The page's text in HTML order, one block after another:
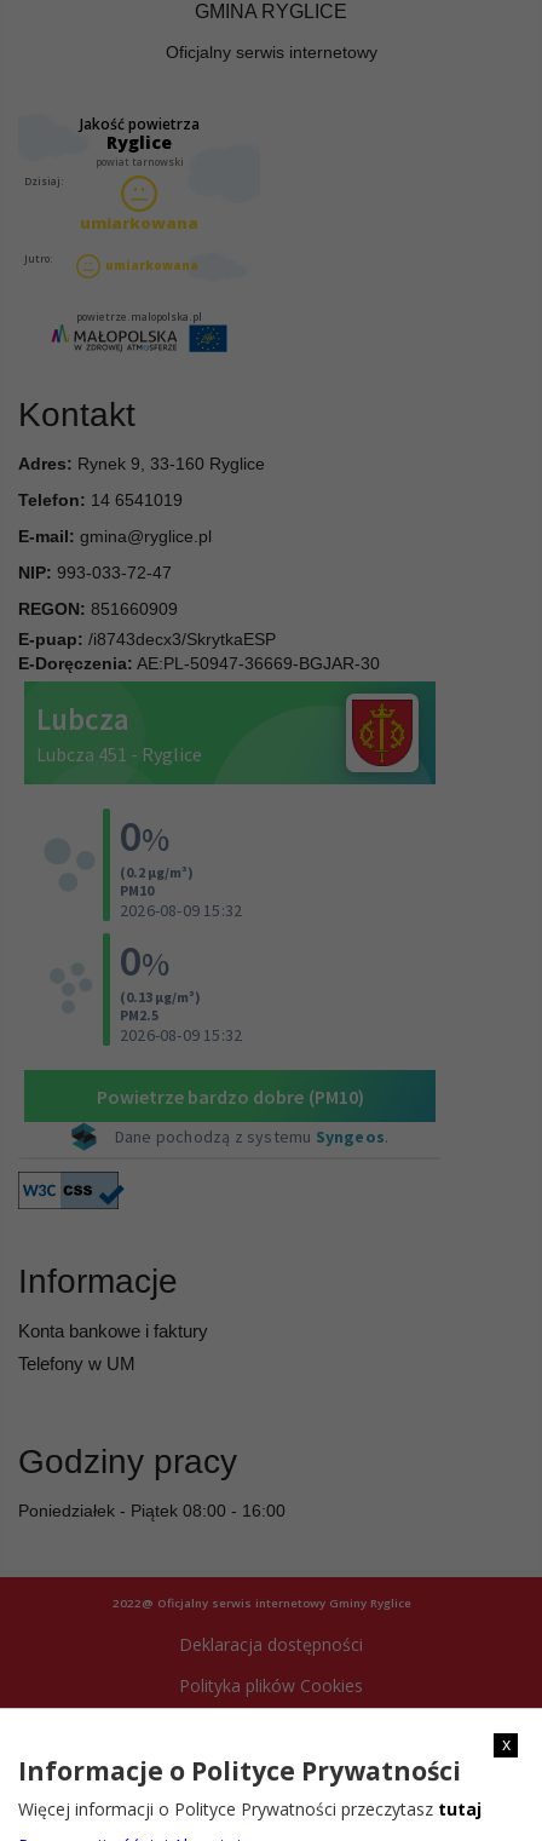
GMINA RYGLICE
Oficjalny serwis internetowy
Kontakt
Adres: Rynek 9, 33-160 Ryglice
Telefon: 14 6541019
E-mail: gmina@ryglice.pl
NIP: 993-033-72-47
REGON: 851660909
E-puap: /i8743decx3/SkrytkaESP
E-Doręczenia: AE:PL-50947-36669-BGJAR-30
Informacje
Konta bankowe i faktury
Telefony w UM
Godziny pracy
Poniedziałek - Piątek 08:00 - 16:00
2022@ Oficjalny serwis internetowy Gminy Ryglice
Deklaracja dostępności
Polityka plików Cookies
x
Informacje o Polityce Prywatności
Więcej informacji o Polityce Prywatności przeczytasz tutaj